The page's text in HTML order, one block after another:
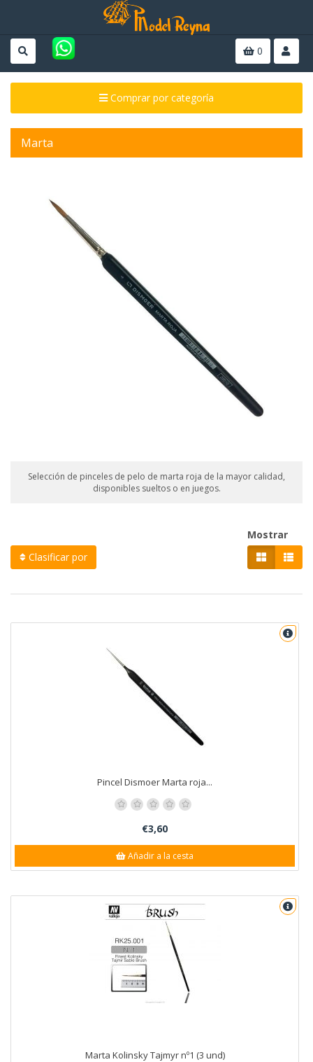
0
Comprar por categoría
Marta
Selección de pinceles de pelo de marta roja de la mayor calidad,
disponibles sueltos o en juegos.
Clasificar por
Mostrar
Pincel Dismoer Marta roja...
€3,60
Añadir a la cesta
Marta Kolinsky Tajmyr nº1 (3 und)